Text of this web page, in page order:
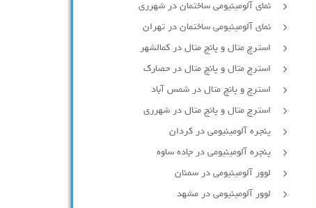
نمای آلومینیومی ساختمان در شهرری
نمای آلومینیومی ساختمان در تهران
استرچ متال و پانچ متال در کمالشهر
استرچ متال و پانچ متال در حصارك
استرچ و پانچ متال در شمس آباد
استرچ متال و پانچ متال در شهرری
پنجره آلومینیومی در کردان
پنجره آلومینیومی در جاده ساوه
لوور آلومینیومی در سمنان
لوور آلومینیومی در مشهد